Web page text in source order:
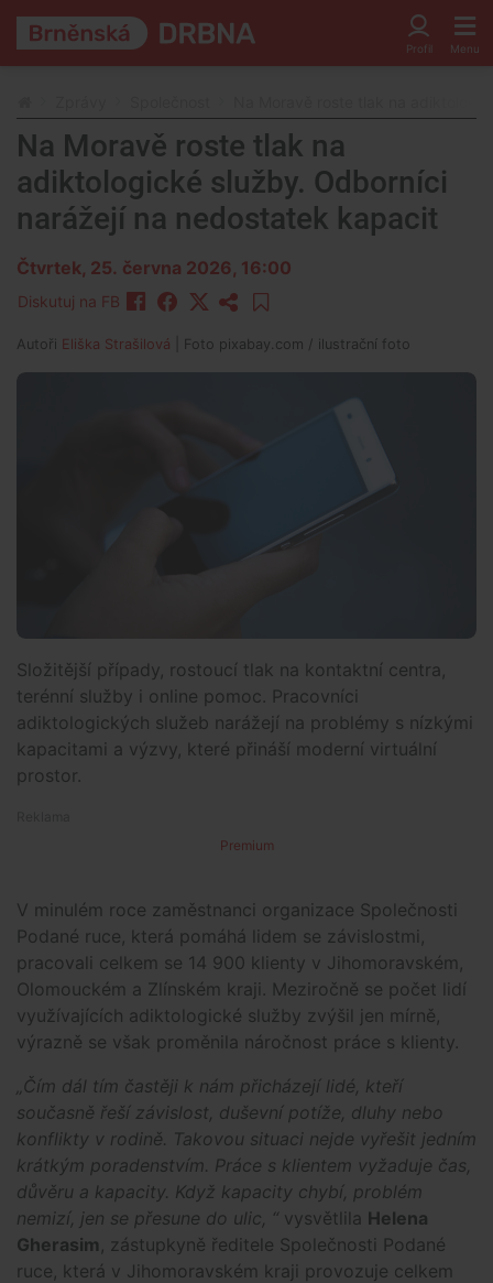
Na Moravě roste tlak na
adiktologické služby. Odborníci
narážejí na nedostatek kapacit
Čtvrtek, 25. června 2026, 16:00
Diskutuj na FB
Autoři Eliška Strašilová | Foto pixabay.com / ilustrační foto
Složitější případy, rostoucí tlak na kontaktní centra,
terénní služby i online pomoc. Pracovníci
adiktologických služeb narážejí na problémy s nízkými
kapacitami a výzvy, které přináší moderní virtuální
prostor.
Premium
V minulém roce zaměstnanci organizace Společnosti
Podané ruce, která pomáhá lidem se závislostmi,
pracovali celkem se 14 900 klienty v Jihomoravském,
Olomouckém a Zlínském kraji. Meziročně se počet lidí
využívajících adiktologické služby zvýšil jen mírně,
výrazně se však proměnila náročnost práce s klienty.
„Čím dál tím častěji k nám přicházejí lidé, kteří
současně řeší závislost, duševní potíže, dluhy nebo
konflikty v rodině. Takovou situaci nejde vyřešit jedním
krátkým poradenstvím. Práce s klientem vyžaduje čas,
důvěru a kapacity. Když kapacity chybí, problém
nemizí, jen se přesune do ulic, “ vysvětlila Helena
Gherasim , zástupkyně ředitele Společnosti Podané
ruce, která v Jihomoravském kraji provozuje celkem